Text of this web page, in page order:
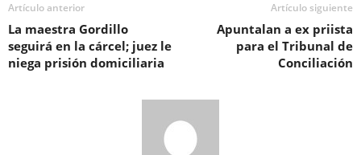
Artículo anterior
La maestra Gordillo
seguirá en la cárcel; juez le
niega prisión domiciliaria
Artículo siguiente
Apuntalan a ex priista
para el Tribunal de
Conciliación